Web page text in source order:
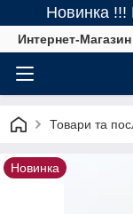
Новинка !!!
Интернет-
Товари та
Новинка